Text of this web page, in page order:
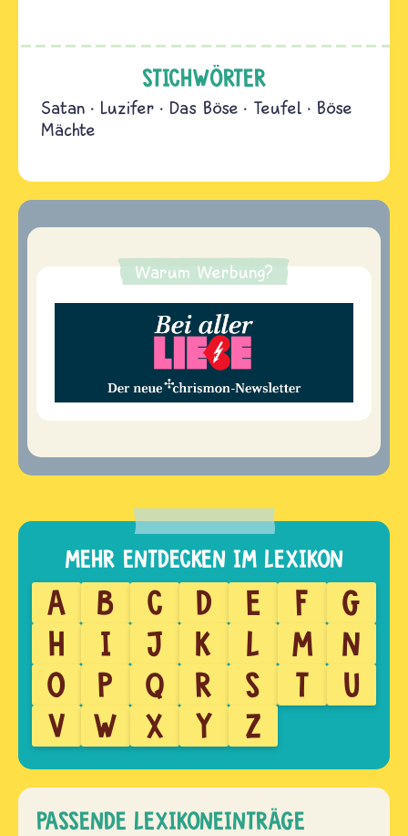
STICHWÖRTER
Satan Luzifer Das Böse Teufel
Böse
Mächte
Warum Werbung?
A B C D E F
G
H
I J K L M
N
O
P Q R S T
U
V
W X Y Z
PASSENDE LEXIKONEINTRÄGE